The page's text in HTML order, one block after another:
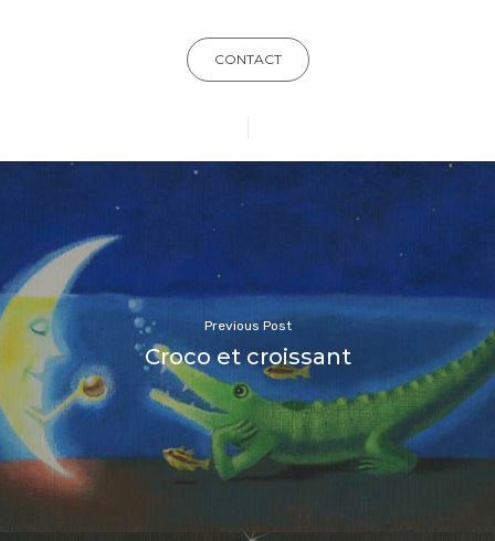
CONTACT
Previous Post
Croco et croissant